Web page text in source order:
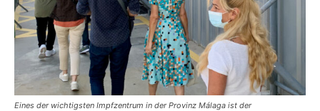
Eines der wichtigsten Impfzentrum in der Provinz Málaga ist der